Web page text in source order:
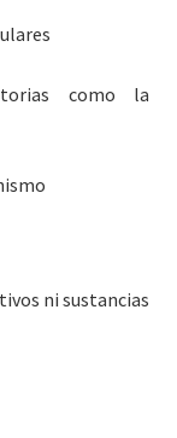
como la
ni sustancias